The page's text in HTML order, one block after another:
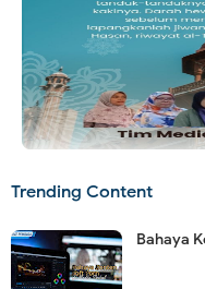
Trending Content
Bahaya